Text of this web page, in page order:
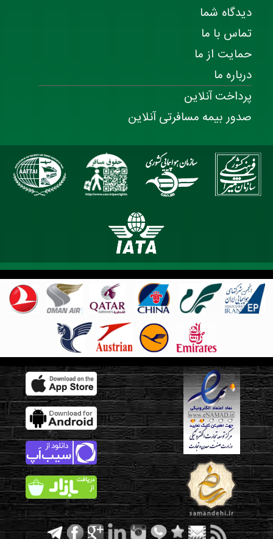
دیدگاه شما
تماس با ما
حمایت از ما
درباره ما
پرداخت آنلاین
صدور بیمه مسافرتی آنلاین